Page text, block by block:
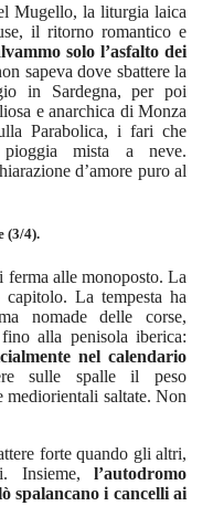
Mugello, la liturgia laica
il ritorno romantico e
solo l’asfalto dei
sapeva dove sbattere la
in Sardegna, per poi
e anarchica di Monza
Parabolica, i fari che
mista a neve.
d’amore puro al
(3/4).
alle monoposto. La
La tempesta ha
nomade delle corse,
alla penisola iberica:
nel calendario
sulle spalle il peso
mediorientali saltate. Non
forte quando gli altri,
Insieme, l’autodromo
spalancano i cancelli ai